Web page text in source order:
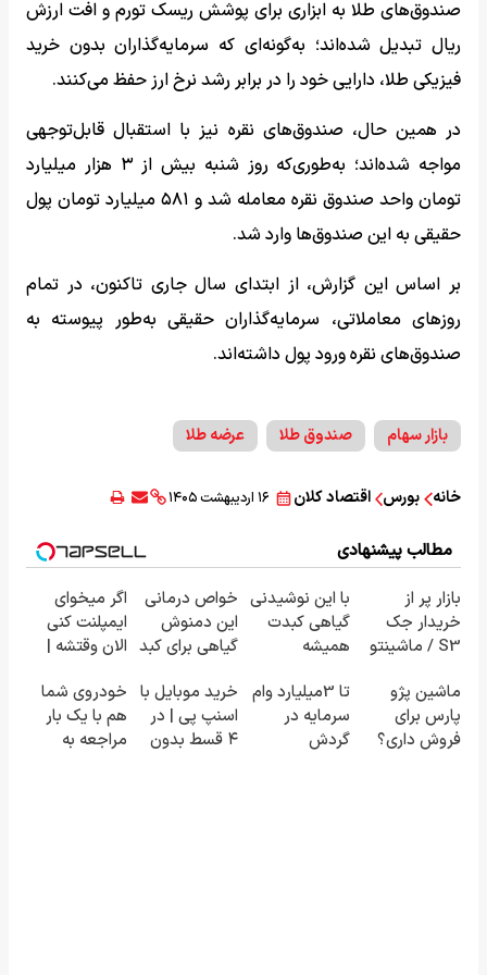
صندوق‌های طلا به ابزاری برای پوشش ریسک تورم و افت ارزش
ریال تبدیل شده‌اند؛ به‌گونه‌ای که سرمایه‌گذاران بدون خرید
فیزیکی طلا، دارایی خود را در برابر رشد نرخ ارز حفظ می‌کنند.
در همین حال، صندوق‌های نقره نیز با استقبال قابل‌توجهی
مواجه شده‌اند؛ به‌طوری‌که روز شنبه بیش از ۳ هزار میلیارد
تومان واحد صندوق نقره معامله شد و ۵۸۱ میلیارد تومان پول
حقیقی به این صندوق‌ها وارد شد.
بر اساس این گزارش، از ابتدای سال جاری تاکنون، در تمام
روزهای معاملاتی، سرمایه‌گذاران حقیقی به‌طور پیوسته به
صندوق‌های نقره ورود پول داشته‌اند.
بازار سهام صندوق طلا عرضه طلا
خانه بورس اقتصاد کلان ۱۶ اردیبهشت ۱۴۰۵
مطالب پیشنهادی
بازار پر از
خریدار جک
S3 / ماشینتو
بفروش
با این نوشیدنی
گیاهی کبدت
همیشه
خواص درمانی
این دمنوش
گیاهی برای کبد
خبرید!
اگر میخوای
ایمپلنت کنی
الان وقتشه |
میلیون
تومان!!!
ماشین پژو
پارس برای
فروش داری؟
تا 3میلیارد وام
سرمایه در
گردش
خرید موبایل با
اسنپ پی | در
۴ قسط بدون
خودروی شما
هم با یک بار
مراجعه به